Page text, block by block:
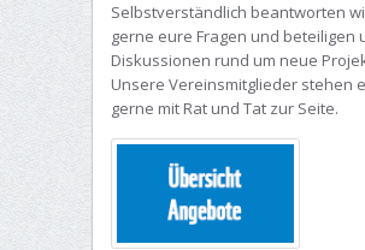
Selbstverständlich beantworten
gerne eure Fragen und beteiligen
Diskussionen rund um neue
Unsere Vereinsmitglieder stehen
gerne mit Rat und Tat zur Seite.